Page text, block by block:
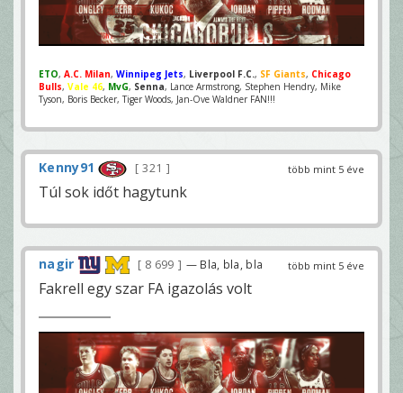
ETO, A.C. Milan, Winnipeg Jets, Liverpool F.C., SF Giants, Chicago
Bulls, Vale 46, MvG, Senna, Lance Armstrong, Stephen Hendry, Mike
Tyson, Boris Becker, Tiger Woods, Jan-Ove Waldner FAN!!!
több mint 5 éve
Kenny91 321
Túl sok időt hagytunk
több mint 5 éve
nagir 8 699 — Bla, bla, bla
Fakrell egy szar FA igazolás volt